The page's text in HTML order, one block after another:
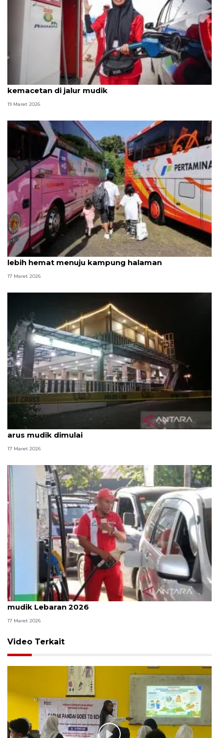
Pertamina siagakan 95 SPBU modular untuk urai
kemacetan di jalur mudik
19 Maret 2026
Mudik gratis bareng Pertamina bantu pemudik
lebih hemat menuju kampung halaman
17 Maret 2026
Hukum kemarin, ledakan di masjid Jember hingga
arus mudik dimulai
17 Maret 2026
Pertamina: Pasokan energi Bengkulu aman selama
mudik Lebaran 2026
17 Maret 2026
Video Terkait